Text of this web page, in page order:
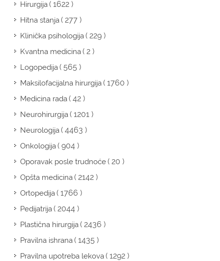
Hirurgija( 1622 )
Hitna stanja( 277 )
Klinička psihologija( 229 )
Kvantna medicina( 2 )
Logopedija( 565 )
Maksilofacijalna hirurgija( 1760 )
Medicina rada( 42 )
Neurohirurgija( 1201 )
Neurologija( 4463 )
Onkologija( 904 )
Oporavak posle trudnoće( 20 )
Opšta medicina( 2142 )
Ortopedija( 1766 )
Pedijatrija( 2044 )
Plastična hirurgija( 2436 )
Pravilna ishrana( 1435 )
Pravilna upotreba lekova( 1292 )